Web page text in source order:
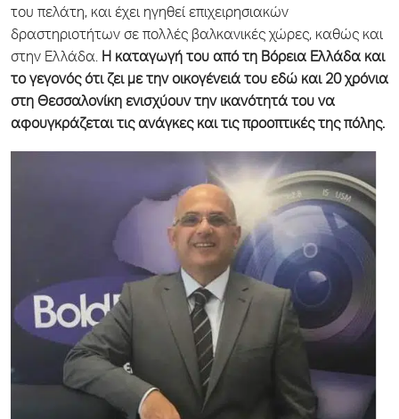
του πελάτη, και έχει ηγηθεί επιχειρησιακών
δραστηριοτήτων σε πολλές βαλκανικές χώρες, καθώς και
στην Ελλάδα. Η καταγωγή του από τη Βόρεια Ελλάδα και
το γεγονός ότι ζει με την οικογένειά του εδώ και 20 χρόνια
στη Θεσσαλονίκη ενισχύουν την ικανότητά του να
αφουγκράζεται τις ανάγκες και τις προοπτικές της πόλης.